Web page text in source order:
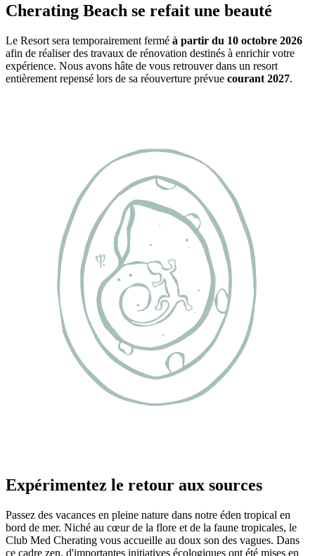
Cherating Beach se refait une beauté
Le Resort sera temporairement fermé à partir du 10 octobre 2026
afin de réaliser des travaux de rénovation destinés à enrichir votre
expérience. Nous avons hâte de vous retrouver dans un resort
entièrement repensé lors de sa réouverture prévue courant 2027.
Expérimentez le retour aux sources
Passez des vacances en pleine nature dans notre éden tropical en
bord de mer. Niché au cœur de la flore et de la faune tropicales, le
Club Med Cherating vous accueille au doux son des vagues. Dans
ce cadre zen, d'importantes initiatives écologiques ont été mises en